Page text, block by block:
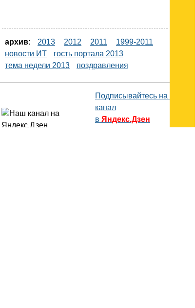
архив: 2013 2012 2011
1999-2011
новости ИТ
гость портала 2013
тема недели 2013
поздравления
Подписывайтесь на наш
канал
в Яндекс.Дзен